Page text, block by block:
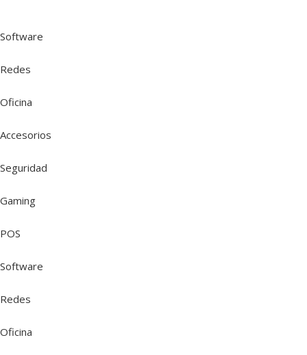
Software
Redes
Oficina
Accesorios
Seguridad
Gaming
POS
Software
Redes
Oficina